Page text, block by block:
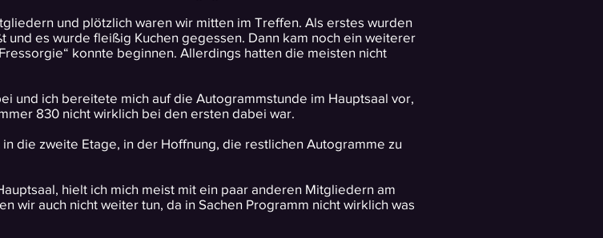
und plötzlich waren wir mitten im Treffen. Als erstes wurden
es wurde fleißig Kuchen gegessen. Dann kam noch ein weiterer
konnte beginnen. Allerdings hatten die meisten nicht
und ich bereitete mich auf die Autogrammstunde im Hauptsaal vor,
830 nicht wirklich bei den ersten dabei war.
die zweite Etage, in der Hoffnung, die restlichen Autogramme zu
hielt ich mich meist mit ein paar anderen Mitgliedern am
wir auch nicht weiter tun, da in Sachen Programm nicht wirklich was